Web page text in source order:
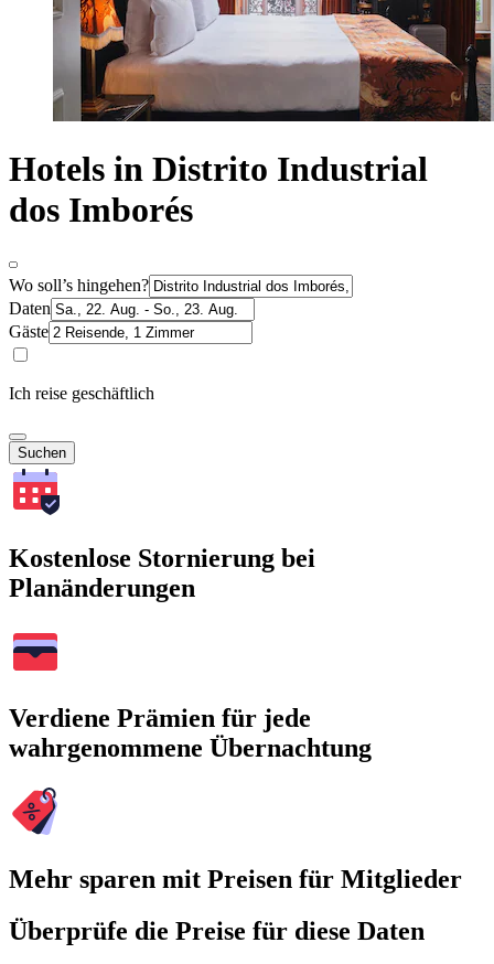
Hotels in Distrito Industrial
dos Imborés
Wo soll’s hingehen?
Daten
Gäste
Ich reise geschäftlich
Suchen
Kostenlose Stornierung bei
Planänderungen
Verdiene Prämien für jede
wahrgenommene Übernachtung
Mehr sparen mit Preisen für Mitglieder
Überprüfe die Preise für diese Daten